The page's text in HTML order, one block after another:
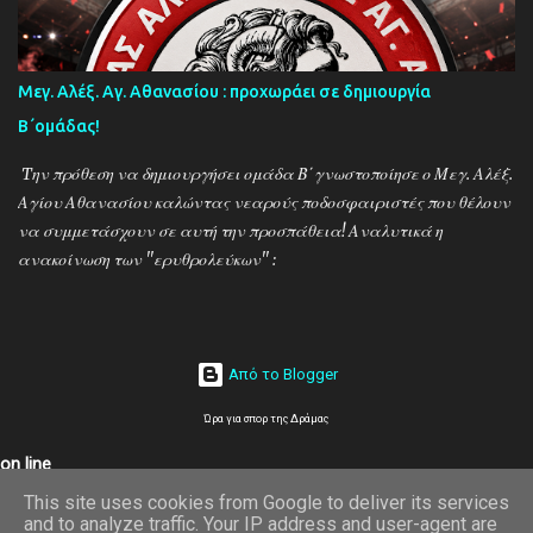
Χρόνης (τεχνικός διευθυντής) και οι ποδοσφαιριστές Μάριος
Βουτσινάς και Ηλίας Σταμπουλής!
Μεγ. Αλέξ. Αγ. Αθανασίου : προχωράει σε δημιουργία
Β΄ομάδας!
Tην πρόθεση να δημιουργήσει ομάδα Β΄γνωστοποίησε ο Μεγ. Αλέξ.
Αγίου Αθανασίου καλώντας νεαρούς ποδοσφαιριστές που θέλουν
να συμμετάσχουν σε αυτή την προσπάθεια! Αναλυτικά η
ανακοίνωση των ''ερυθρολεύκων'' :
Από το Blogger
Ώρα για σπορ της Δράμας
on line
5
This site uses cookies from Google to deliver its services
and to analyze traffic. Your IP address and user-agent are